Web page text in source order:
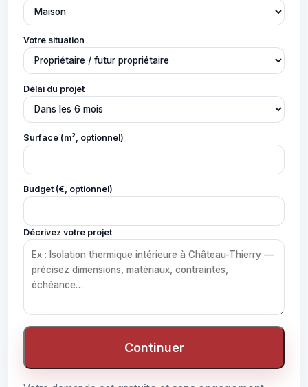
Votre situation
Délai du projet
Surface (m², optionnel)
Budget (€, optionnel)
Décrivez votre projet
Continuer